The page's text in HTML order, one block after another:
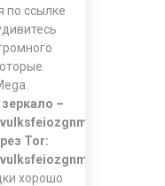
по ссылке
–
Tor:
хорошо